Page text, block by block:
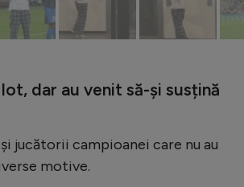
în cont
dar au venit să-și susțină
jucătorii campioanei care nu au
motive.